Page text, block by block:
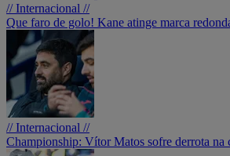
// Internacional //
Que faro de golo! Kane atinge marca
// Internacional //
Championship: Vítor Matos sofre derrota na